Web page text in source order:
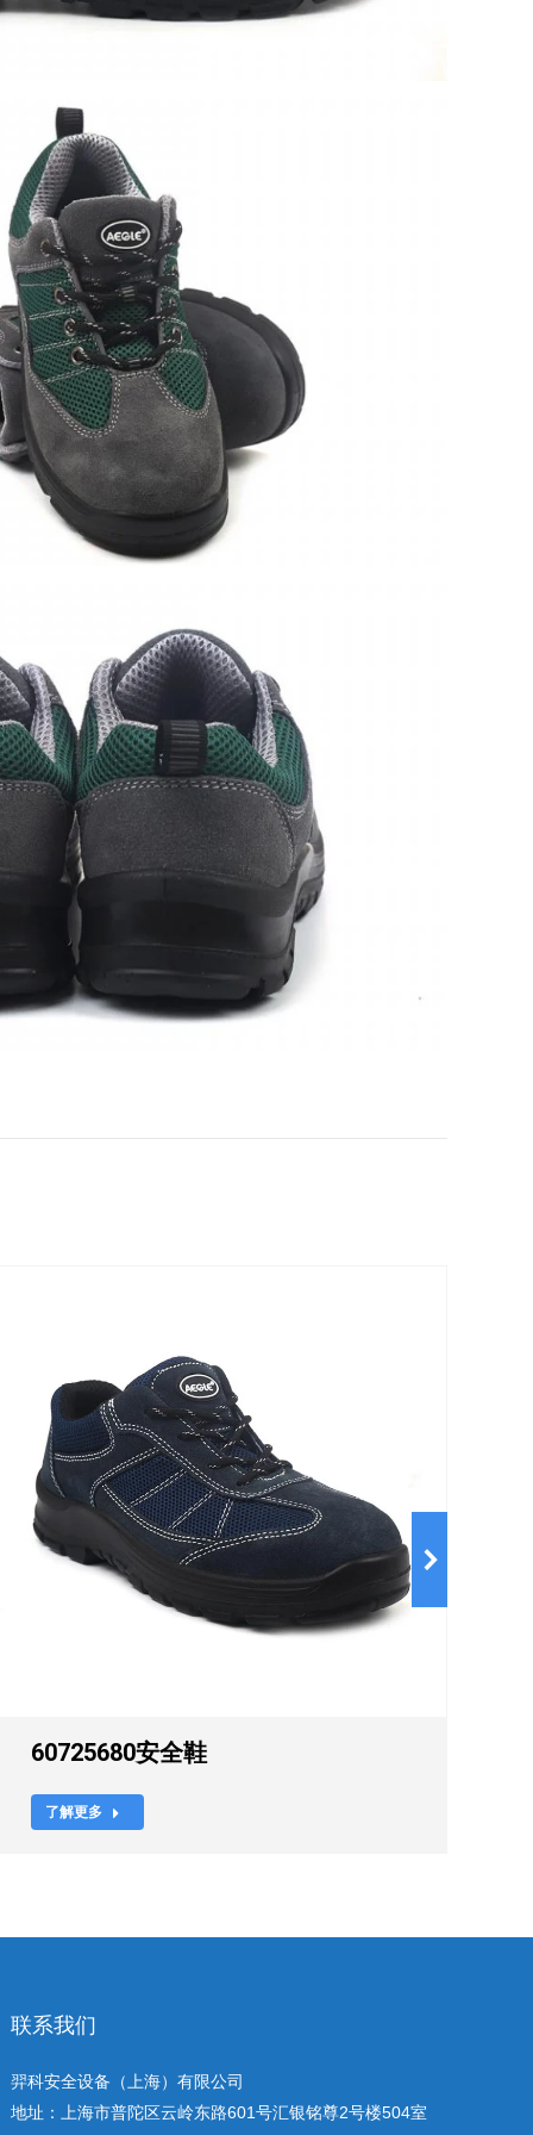
60725680安全鞋
了解更多
联系我们
羿科安全设备（上海）有限公司
地址：上海市普陀区云岭东路601号汇银铭尊2号楼504室